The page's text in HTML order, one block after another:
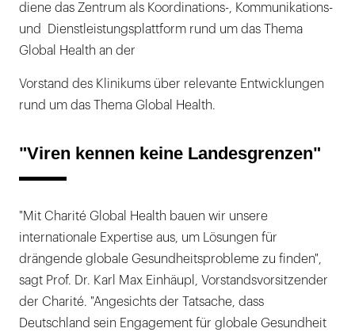
diene das Zentrum als Koordinations-, Kommunikations-
und Dienstleistungsplattform rund um das Thema
Global Health an der
Vorstand des Klinikums über relevante Entwicklungen
rund um das Thema Global Health.
"Viren kennen keine Landesgrenzen"
"Mit Charité Global Health bauen wir unsere
internationale Expertise aus, um Lösungen für
drängende globale Gesundheitsprobleme zu finden",
sagt Prof. Dr. Karl Max Einhäupl, Vorstandsvorsitzender
der Charité. "Angesichts der Tatsache, dass
Deutschland sein Engagement für globale Gesundheit